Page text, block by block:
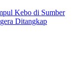
Kebo di Sumber
Ditangkap